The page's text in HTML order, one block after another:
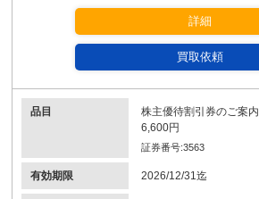
詳細
買取依頼
品目
株主優待割引券のご案内
6,600円
証券番号:3563
有効期限 2026/12/31迄